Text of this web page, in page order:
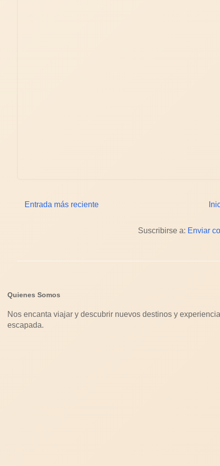
Entrada más reciente
Suscribirse a: Enviar
Quienes Somos
Nos encanta viajar y descubrir nuevos destinos y
escapada.